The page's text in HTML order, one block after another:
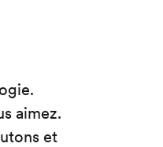
aimez.
et